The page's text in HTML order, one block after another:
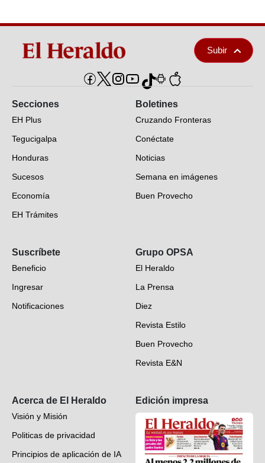
Subir
Secciones
EH Plus
Tegucigalpa
Honduras
Sucesos
Economía
EH Trámites
EH Verifica
Fotogalerías
Deportes
Videos
Boletines
Cruzando Fronteras
Conéctate
Noticias
Semana en imágenes
Buen Provecho
Suscríbete
Beneficio
Ingresar
Notificaciones
Grupo OPSA
El Heraldo
La Prensa
Diez
Revista Estilo
Buen Provecho
Revista E&N
Acerca de El Heraldo
Visión y Misión
Politicas de privacidad
Principios de aplicación de IA
Edición impresa